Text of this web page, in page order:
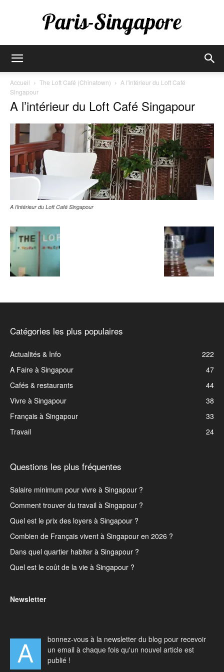
Singapore
Accueil The Loft Café (Chinatown)
A l'intérieur du Loft Café
Singapour
A l’intérieur du Loft Café Singapour
A l’intérieur du Loft Café Singapour
Catégories les plus populaires
Actualités & Info
222
A Faire à Singapour
47
Cafés & restaurants
44
Vivre à Singapour
38
Français à Singapour
33
Travail
24
Questions les plus fréquentes
Salaire minimum pour vivre à Singapour ?
Comment trouver du travail à Singapour ?
Quel est le prix des loyers à Singapour ?
Combien de Français vivent à Singapour en 2026 ?
Dans quel quartier habiter à Singapour ?
Quel est le coût de la vie à Singapour ?
Newsletter
A
bonnez-vous à la newsletter du blog pour recevoir
un email à chaque fois qu'un nouvel article est
publié !